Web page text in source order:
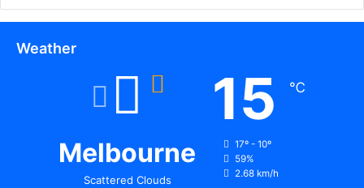
रWeather
Melbourne
Scattered Clouds
15 ℃
17º - 10º
59%
2.68 km/h